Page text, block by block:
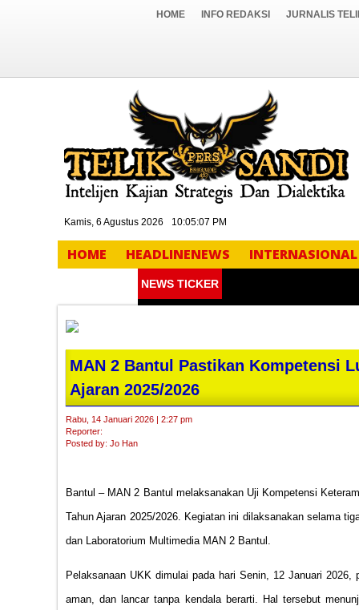
HOME INFO REDAKSI JURNALIS
Kamis, 6 Agustus 2026 10:05:08 PM
HOME HEADLINENEWS INTERNASIONAL
NEWS TICKER
MAN 2 Bantul Pastikan Kompetensi
Ajaran 2025/2026
Rabu, 14 Januari 2026 | 2:27 pm
Reporter:
Posted by: Jo Han
Bantul – MAN 2 Bantul melaksanakan Uji Kompetensi
Tahun Ajaran 2025/2026. Kegiatan ini dilaksanakan selama
dan Laboratorium Multimedia MAN 2 Bantul.
Pelaksanaan UKK dimulai pada hari Senin, 12 Januari
aman, dan lancar tanpa kendala berarti. Hal tersebut